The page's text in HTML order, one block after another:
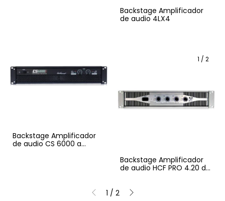
Backstage Amplificador
de audio 4LX4
Backstage Amplificador
de audio CS 6000 a
1 / 2
Backstage Amplificador
de audio HCF PRO 4.20 de
1 / 2